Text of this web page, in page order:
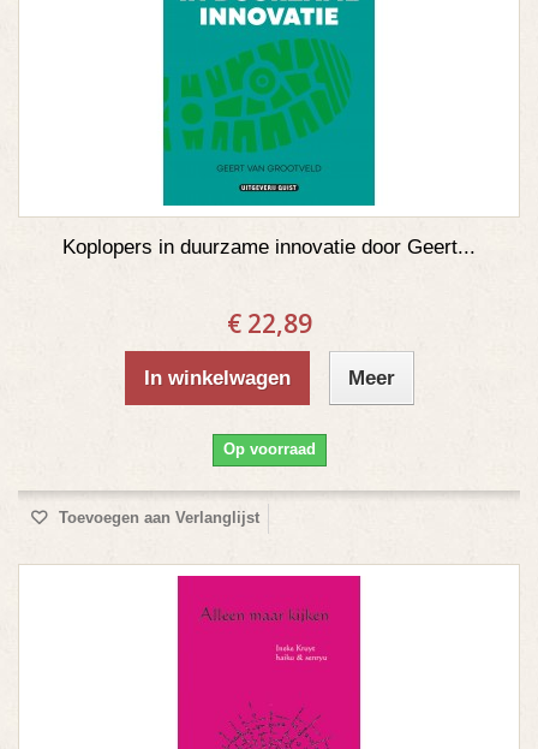
Koplopers in duurzame innovatie door Geert...
€ 22,89
In winkelwagen Meer
Op voorraad
Toevoegen aan Verlanglijst